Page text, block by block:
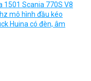
1501 Scania 770S V8
mô hình đầu kéo
Huina có đèn, âm